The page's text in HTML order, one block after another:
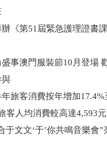
《第51屆緊急護理證書
事澳門服裝節10月登場
與
旅客消費按年增加17.4%
客人均消費較高達4,593元
于文文‘于’你共鳴音樂會